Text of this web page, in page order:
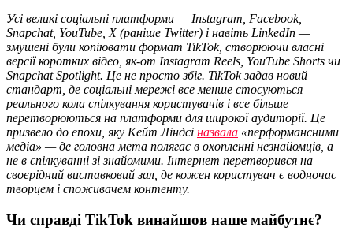
Усі великі соціальні платформи — Instagram, Facebook,
Snapchat, YouTube, X (раніше Twitter) і навіть LinkedIn —
змушені були копіювати формат TikTok, створюючи власні
версії коротких відео, як-от Instagram Reels, YouTube Shorts чи
Snapchat Spotlight. Це не просто збіг. TikTok задав новий
стандарт, де соціальні мережі все менше стосуються
реального кола спілкування користувачів і все більше
перетворюються на платформи для широкої аудиторії. Це
призвело до епохи, яку Кейт Ліндсі назвала «перформансними
медіа» — де головна мета полягає в охопленні незнайомців, а
не в спілкуванні зі знайомими. Інтернет перетворився на
своєрідний виставковий зал, де кожен користувач є водночас
творцем і споживачем контенту.
Чи справді TikTok винайшов наше майбутнє?